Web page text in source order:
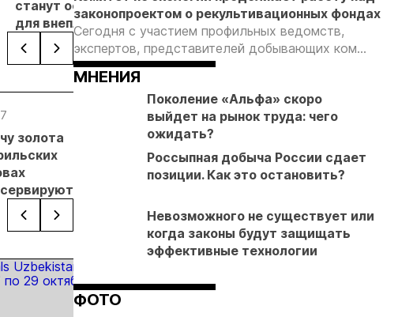
станут основанием
для внеплановых
проверок
недропользователей
Камчатке
снизилась
на 20,3% в
первом
силе
приговор
по делу о
незаконной
кг золота и
серебра на
изменить
подходы к
регулированию
россыпной
на фоне
реформы
золота
законопроектом о рекультивационных фондах
Сегодня с участием профильных ведомств,
экспертов, представителей добывающих ком...
МНЕНИЯ
Поколение «Альфа» скоро
выйдет на рынок труда: чего
ожидать?
Россыпная добыча России сдает
позиции. Как это остановить?
Невозможного не существует или
когда законы будут защищать
эффективные технологии
ФОТО